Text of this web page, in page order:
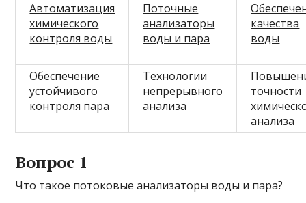
Автоматизация
химического
контроля воды
Поточные
анализаторы
воды и пара
качества
воды
Обеспечение
устойчивого
контроля пара
Технологии
непрерывного
анализа
точности
анализа
Вопрос 1
Что такое потоковые анализаторы воды и пара?